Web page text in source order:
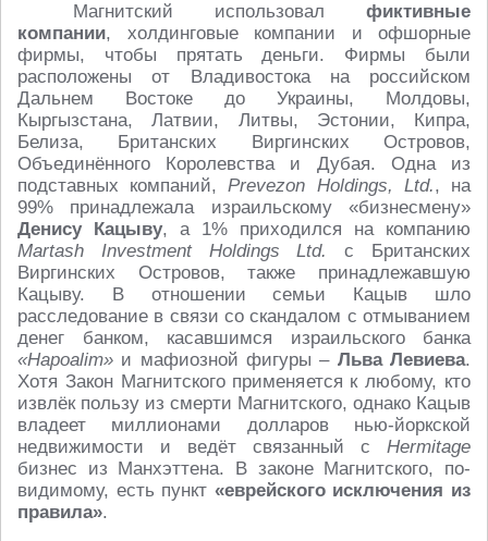
Магнитский использовал фиктивные
компании, холдинговые компании и офшорные
фирмы, чтобы прятать деньги. Фирмы были
расположены от Владивостока на российском
Дальнем Востоке до Украины, Молдовы,
Кыргызстана, Латвии, Литвы, Эстонии, Кипра,
Белиза, Британских Виргинских Островов,
Объединённого Королевства и Дубая. Одна из
подставных компаний,Prevezon Holdings, Ltd., на
99% принадлежала израильскому «бизнесмену»
Денису Кацыву, а 1% приходился на компанию
Martash Investment Holdings Ltd.
с Британских
Виргинских Островов, также принадлежавшую
Кацыву. В отношении семьи Кацыв шло
расследование в связи со скандалом с отмыванием
денег банком, касавшимся израильского банка
«Hapoalim» и мафиозной фигуры – Льва Левиева.
Хотя Закон Магнитского применяется к любому, кто
извлёк пользу из смерти Магнитского, однако Кацыв
владеет миллионами долларов нью-йоркской
недвижимости и ведёт связанный с Hermitage
бизнес из Манхэттена. В законе Магнитского, по-
видимому, есть пункт «еврейского исключения из
правила».